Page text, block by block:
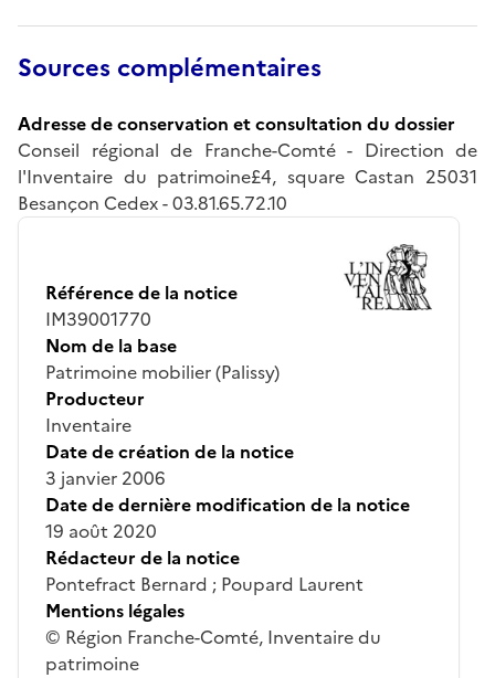
Sources complémentaires
Adresse de conservation et consultation du dossier
Conseil régional de Franche-Comté - Direction de
l'Inventaire du patrimoine£4, square Castan 25031
Besançon Cedex - 03.81.65.72.10
Référence de la notice
IM39001770
Nom de la base
Patrimoine mobilier (Palissy)
Producteur
Inventaire
Date de création de la notice
3 janvier 2006
Date de dernière modification de la notice
19 août 2020
Rédacteur de la notice
Pontefract Bernard ; Poupard Laurent
Mentions légales
© Région Franche-Comté, Inventaire du
patrimoine